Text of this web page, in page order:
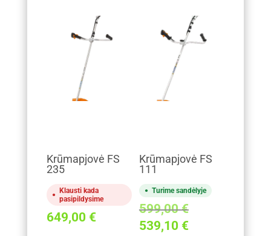
Krūmapjovė FS
235
Klausti kada
pasipildysime
649,00 €
Krūmapjovė FS
111
Turime sandėlyje
599,00€Original
price
539,10 €Current